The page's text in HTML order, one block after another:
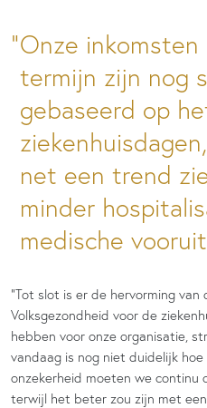
Onze inkomsten
termijn zijn nog
gebaseerd op
net een trend
minder
medische
“Tot slot is er de hervorming van
Volksgezondheid voor de
hebben voor onze organisatie,
vandaag is nog niet duidelijk
onzekerheid moeten we continu
terwijl het beter zou zijn met